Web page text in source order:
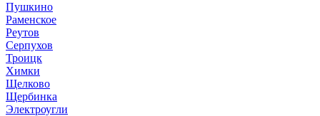
Пушкино
Раменское
Реутов
Серпухов
Троицк
Химки
Щелково
Щербинка
Электроугли